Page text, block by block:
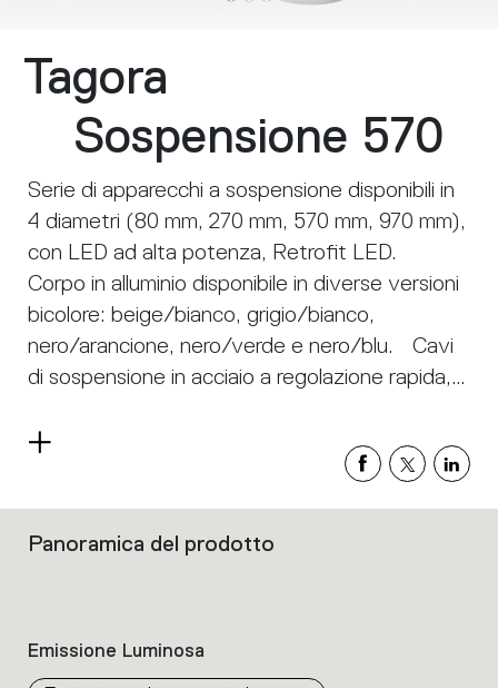
Tagora
Sospensione 570
Serie di apparecchi a sospensione disponibili in
4 diametri (80 mm, 270 mm, 570 mm, 970 mm),
con LED ad alta potenza, Retrofit LED.
Corpo in alluminio disponibile in diverse versioni
bicolore: beige/bianco, grigio/bianco,
nero/arancione, nero/verde e nero/blu. Cavi
di sospensione in acciaio a regolazione rapida,
faretto ad alta potenza con ottica in alluminio.
Tagora 270 utilizza un sistema proprietario
riflettore. Questo sistema aiuta a creare fasci
stretti definiti utilizzando moduli LED ad alta
altamente confortevole tramite un diffusore in
Leggi
Filtri
dei
prodotti
Panoramica del prodotto
Emissione Luminosa